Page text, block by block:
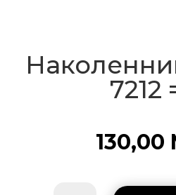
7212
130,00
Количество